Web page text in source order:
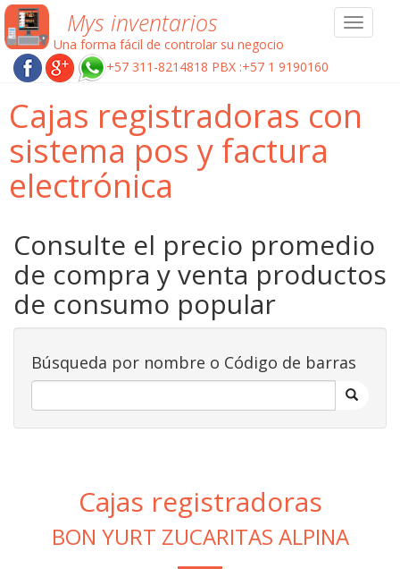
Toggle
Mys inventarios
Una forma fácil de controlar su negocio
+57 311-8214818 PBX :+57 1 9190160
Cajas registradoras con
sistema pos y factura
electrónica
Consulte el precio promedio
de compra y venta productos
de consumo popular
Búsqueda por nombre o Código de barras
Cajas registradoras
BON YURT ZUCARITAS ALPINA